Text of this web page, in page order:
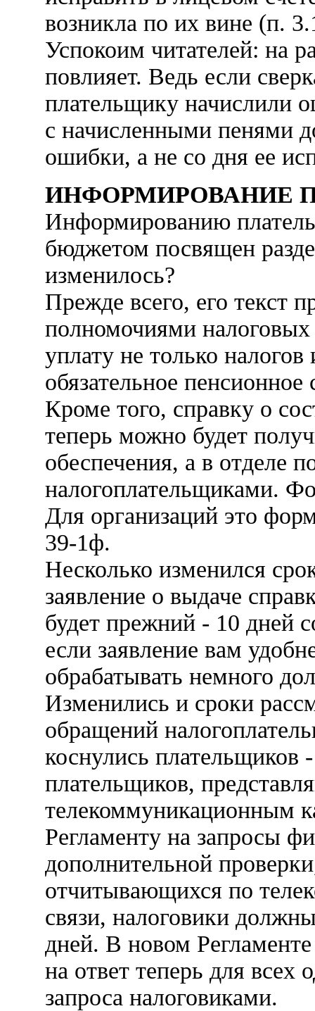
возникла по их вине (п.
Успокоим читателей: на
повлияет. Ведь если
плательщику начислили
с начисленными пенями
ошибки, а не со дня ее
ИНФОРМИРОВАНИЕ
Информированию
бюджетом посвящен
изменилось?
Прежде всего, его текст
полномочиями
уплату не только
обязательное пенсионное
Кроме того, справку о
теперь можно будет
обеспечения, а в отделе
налогоплательщиками.
Для организаций это
39-1ф.
Несколько изменился
заявление о выдаче
будет прежний - 10 дней
если заявление вам
обрабатывать немного
Изменились и сроки
обращений
коснулись плательщиков
плательщиков,
телекоммуникационным
Регламенту на запросы
дополнительной
отчитывающихся по
связи, налоговики
дней. В новом
на ответ теперь для всех
запроса налоговиками.